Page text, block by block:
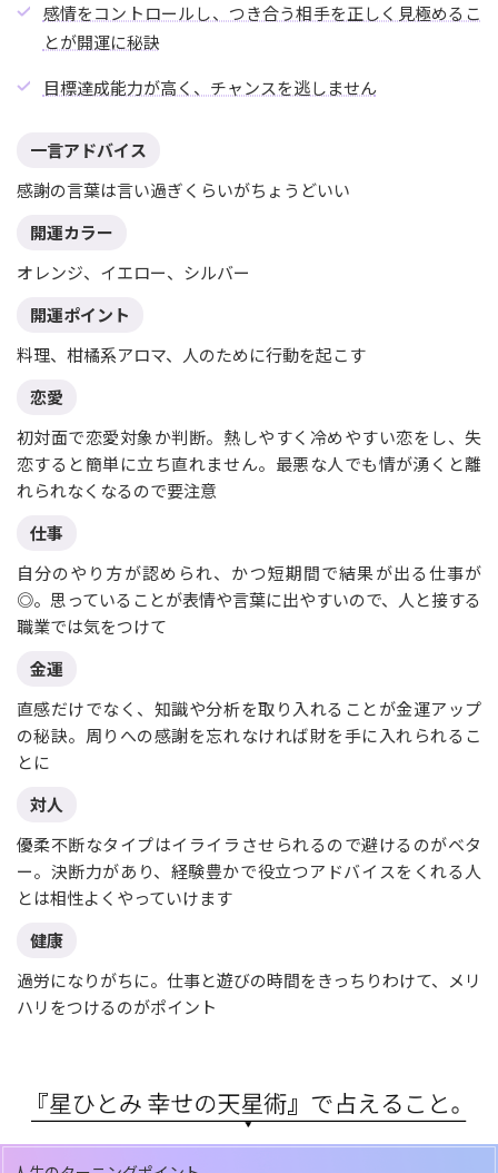
感情をコントロールし、つき合う相手を正しく見極めるこ
とが開運に秘訣
目標達成能力が高く、チャンスを逃しません
一言アドバイス
感謝の言葉は言い過ぎくらいがちょうどいい
開運カラー
オレンジ、イエロー、シルバー
開運ポイント
料理、柑橘系アロマ、人のために行動を起こす
恋愛
初対面で恋愛対象か判断。熱しやすく冷めやすい恋をし、失
恋すると簡単に立ち直れません。最悪な人でも情が湧くと離
れられなくなるので要注意
仕事
自分のやり方が認められ、かつ短期間で結果が出る仕事が
◎。思っていることが表情や言葉に出やすいので、人と接する
職業では気をつけて
金運
直感だけでなく、知識や分析を取り入れることが金運アップ
の秘訣。周りへの感謝を忘れなければ財を手に入れられるこ
とに
対人
優柔不断なタイプはイライラさせられるので避けるのがベタ
ー。決断力があり、経験豊かで役立つアドバイスをくれる人
とは相性よくやっていけます
健康
過労になりがちに。仕事と遊びの時間をきっちりわけて、メリ
ハリをつけるのがポイント